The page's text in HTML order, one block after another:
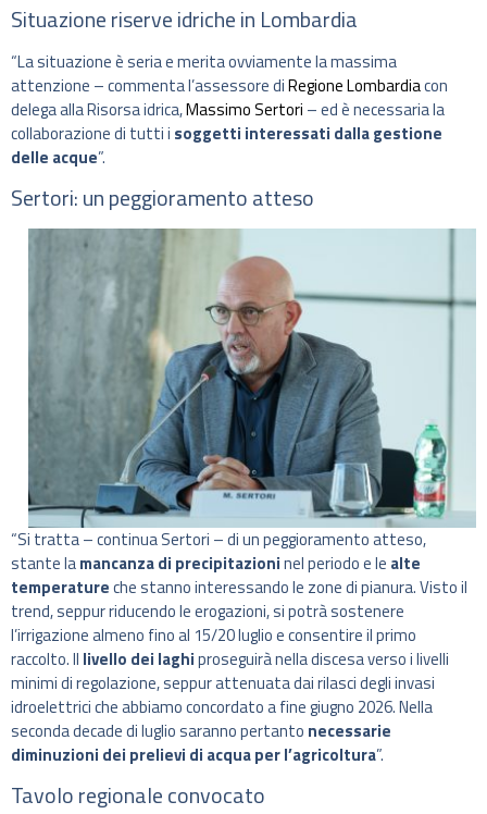
Situazione riserve idriche in Lombardia
“La situazione è seria e merita ovviamente la massima
attenzione – commenta l’assessore diRegione Lombardiacon
delega alla Risorsa idrica,Massimo Sertori – ed è necessaria la
collaborazione di tutti i soggetti interessati dalla gestione
delle acque”.
Sertori: un peggioramento atteso
“Si tratta – continua Sertori – di un peggioramento atteso,
stante lamancanza di precipitazioninel periodo e le alte
temperatureche stanno interessando le zone di pianura. Visto il
trend, seppur riducendo le erogazioni, si potrà sostenere
l’irrigazione almeno fino al 15/20 luglio e consentire il primo
raccolto. Il livello dei laghiproseguirà nella discesa verso i livelli
minimi di regolazione, seppur attenuata dai rilasci degli invasi
idroelettrici che abbiamo concordato a fine giugno 2026. Nella
seconda decade di luglio saranno pertanto necessarie
diminuzioni dei prelievi di acqua per l’agricoltura”.
Tavolo regionale convocato